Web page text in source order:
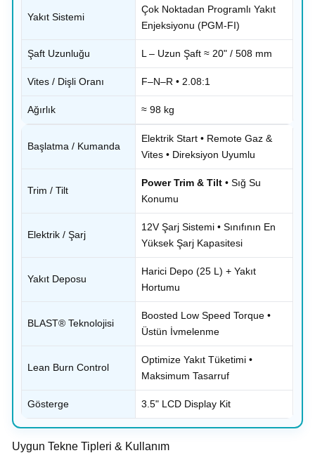
Yakıt Sistemi
Çok Noktadan Programlı Yakıt
Enjeksiyonu (PGM-FI)
Şaft Uzunluğu L – Uzun Şaft ≈ 20" / 508 mm
Vites / Dişli Oranı F–N–R • 2.08:1
Ağırlık ≈ 98 kg
Başlatma / Kumanda
Elektrik Start • Remote Gaz &
Vites • Direksiyon Uyumlu
Trim / Tilt
Power Trim & Tilt • Sığ Su
Konumu
Elektrik / Şarj
12V Şarj Sistemi • Sınıfının En
Yüksek Şarj Kapasitesi
Yakıt Deposu
Harici Depo (25 L) + Yakıt
Hortumu
BLAST® Teknolojisi
Boosted Low Speed Torque •
Üstün İvmelenme
Lean Burn Control
Optimize Yakıt Tüketimi •
Maksimum Tasarruf
Gösterge 3.5" LCD Display Kit
Uygun Tekne Tipleri & Kullanım